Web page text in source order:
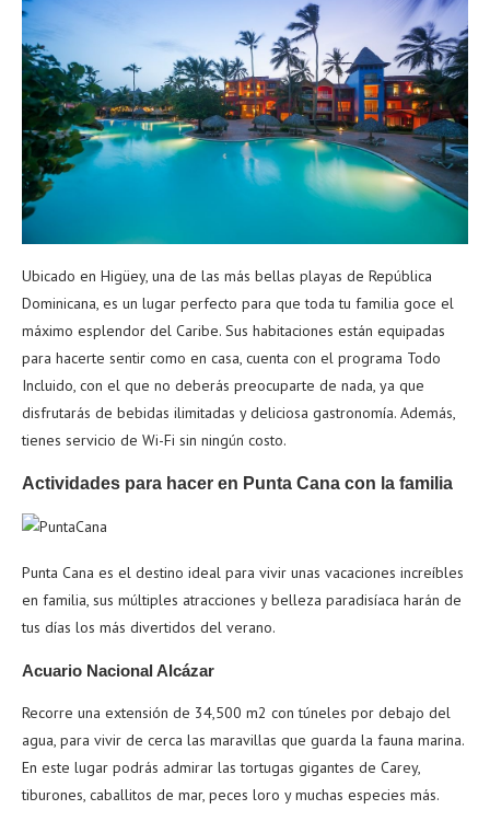
Ubicado en Higüey, una de las más bellas playas de República
Dominicana, es un lugar perfecto para que toda tu familia goce el
máximo esplendor del Caribe. Sus habitaciones están equipadas
para hacerte sentir como en casa, cuenta con el programa Todo
Incluido, con el que no deberás preocuparte de nada, ya que
disfrutarás de bebidas ilimitadas y deliciosa gastronomía. Además,
tienes servicio de Wi-Fi sin ningún costo.
Actividades para hacer en Punta Cana con la familia
Punta Cana es el destino ideal para vivir unas vacaciones increíbles
en familia, sus múltiples atracciones y belleza paradisíaca harán de
tus días los más divertidos del verano.
Acuario Nacional Alcázar
Recorre una extensión de 34,500 m2 con túneles por debajo del
agua, para vivir de cerca las maravillas que guarda la fauna marina.
En este lugar podrás admirar las tortugas gigantes de Carey,
tiburones, caballitos de mar, peces loro y muchas especies más.